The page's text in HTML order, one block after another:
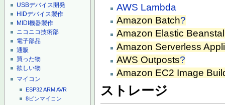
USBデバイス開発
HIDデバイス製作
MIDI機器製作
ニコニコ技術部
電子部品
通販
買った物
欲しい物
マイコン
ESP32ARMAVR
8ピンマイコン
AWS Lambda
Amazon Batch?
Amazon Elastic
Amazon Serverless
AWS Outposts?
Amazon EC2 Image
ストレージ